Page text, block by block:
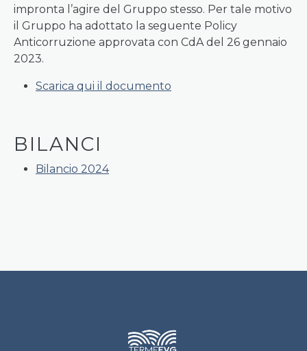
impronta l’agire del Gruppo stesso. Per tale motivo
il Gruppo ha adottato la seguente Policy
Anticorruzione approvata con CdA del 26 gennaio
2023.
Scarica qui il documento
BILANCI
Bilancio 2024